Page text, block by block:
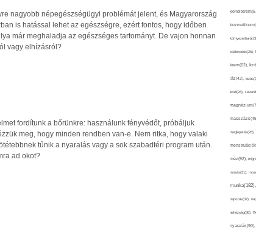
nagyobb népegészségügyi problémát jelent, és Magyarország
is hatással lehet az egészségre, ezért fontos, hogy időben
már meghaladja az egészséges tartományt. De vajon honnan
vagy elhízásról?
fordítunk a bőrünkre: használunk fényvédőt, próbáljuk
meg, hogy minden rendben van-e. Nem ritka, hogy valaki
tűnik a nyaralás vagy a sok szabadtéri program után.
ad okot?
közlekedés(26),
krém(62),
láz(42),
levél(28),
meglepetés(28),
méz(92),
mosás(31),
munka(182),
napozás(37),
nehézség(36),
nyaralás(90),